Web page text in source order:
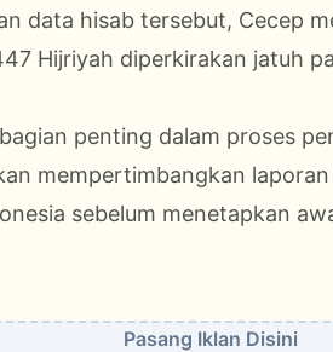
data hisab tersebut, Cecep
Hijriyah diperkirakan jatuh
penting dalam proses
mempertimbangkan
sebelum menetapkan
Pasang Iklan Disini